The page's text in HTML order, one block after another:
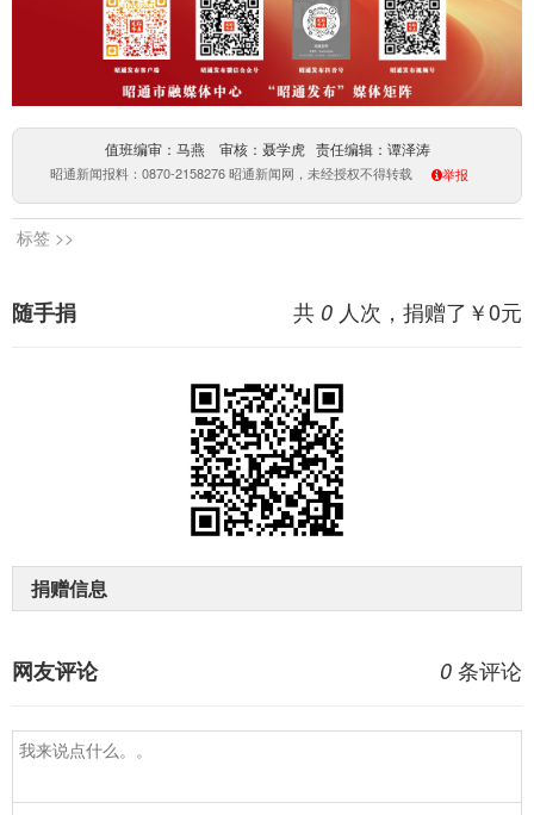
值班编审：马燕 审核：聂学虎 责任编辑：谭泽涛
昭通新闻报料：0870-2158276 昭通新闻网，未经授权不得转载 举报
标签 >>
共 0 人次，捐赠了￥0元
随手捐
捐赠信息
0 条评论
网友评论